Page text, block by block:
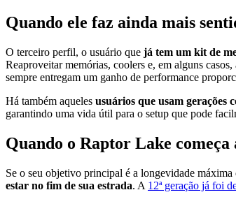
Quando ele faz ainda mais
O terceiro perfil, o usuário que já tem um kit de
Reaproveitar memórias, coolers e, em alguns
sempre entregam um ganho de performance
Há também aqueles usuários que usam gerações
garantindo uma vida útil para o setup que pode
Quando o Raptor Lake começa
Se o seu objetivo principal é a longevidade máxima
estar no fim de sua estrada. A 12ª geração já foi